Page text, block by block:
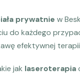
prywatnie w
do każdego
efektywnej
jak laseroterapia